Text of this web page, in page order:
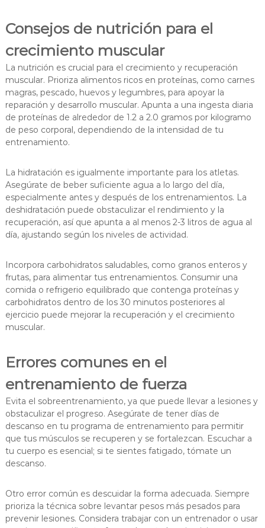
Consejos de nutrición para el
crecimiento muscular
La nutrición es crucial para el crecimiento y recuperación
muscular. Prioriza alimentos ricos en proteínas, como carnes
magras, pescado, huevos y legumbres, para apoyar la
reparación y desarrollo muscular. Apunta a una ingesta diaria
de proteínas de alrededor de 1.2 a 2.0 gramos por kilogramo
de peso corporal, dependiendo de la intensidad de tu
entrenamiento.
La hidratación es igualmente importante para los atletas.
Asegúrate de beber suficiente agua a lo largo del día,
especialmente antes y después de los entrenamientos. La
deshidratación puede obstaculizar el rendimiento y la
recuperación, así que apunta a al menos 2-3 litros de agua al
día, ajustando según los niveles de actividad.
Incorpora carbohidratos saludables, como granos enteros y
frutas, para alimentar tus entrenamientos. Consumir una
comida o refrigerio equilibrado que contenga proteínas y
carbohidratos dentro de los 30 minutos posteriores al
ejercicio puede mejorar la recuperación y el crecimiento
muscular.
Errores comunes en el
entrenamiento de fuerza
Evita el sobreentrenamiento, ya que puede llevar a lesiones y
obstaculizar el progreso. Asegúrate de tener días de
descanso en tu programa de entrenamiento para permitir
que tus músculos se recuperen y se fortalezcan. Escuchar a
tu cuerpo es esencial; si te sientes fatigado, tómate un
descanso.
Otro error común es descuidar la forma adecuada. Siempre
prioriza la técnica sobre levantar pesos más pesados para
prevenir lesiones. Considera trabajar con un entrenador o usar